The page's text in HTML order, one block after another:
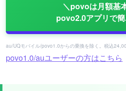
＼povoは月額基
povo2.0アプリで
au/UQモバイル/povo1.0からの乗換を除く。税込
povo1.0/auユーザーの方はこちら